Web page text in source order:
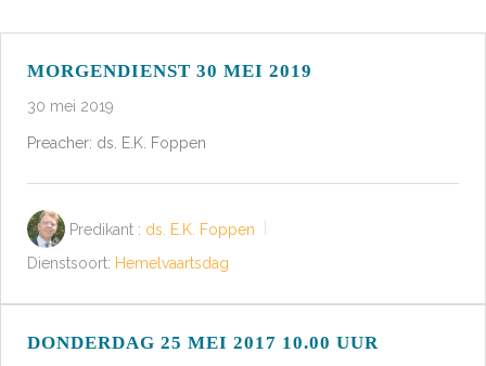
MORGENDIENST 30 MEI 2019
30 mei 2019
Preacher: ds. E.K. Foppen
Predikant : ds. E.K. Foppen
Dienstsoort: Hemelvaartsdag
DONDERDAG 25 MEI 2017 10.00 UUR